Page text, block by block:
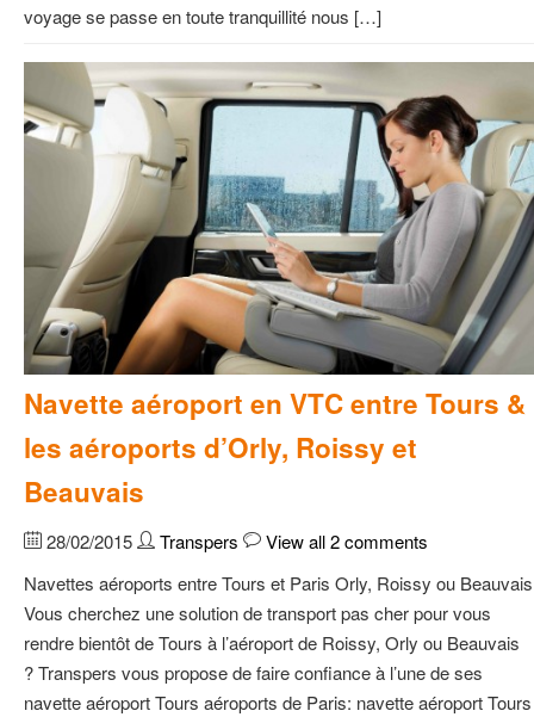
voyage se passe en toute tranquillité nous […]
Navette aéroport en VTC entre Tours &
les aéroports d’Orly, Roissy et
Beauvais
28/02/2015 Transpers
View all 2 comments
Navettes aéroports entre Tours et Paris Orly, Roissy ou Beauvais
Vous cherchez une solution de transport pas cher pour vous
rendre bientôt de Tours à l’aéroport de Roissy, Orly ou Beauvais
? Transpers vous propose de faire confiance à l’une de ses
navette aéroport Tours aéroports de Paris: navette aéroport Tours